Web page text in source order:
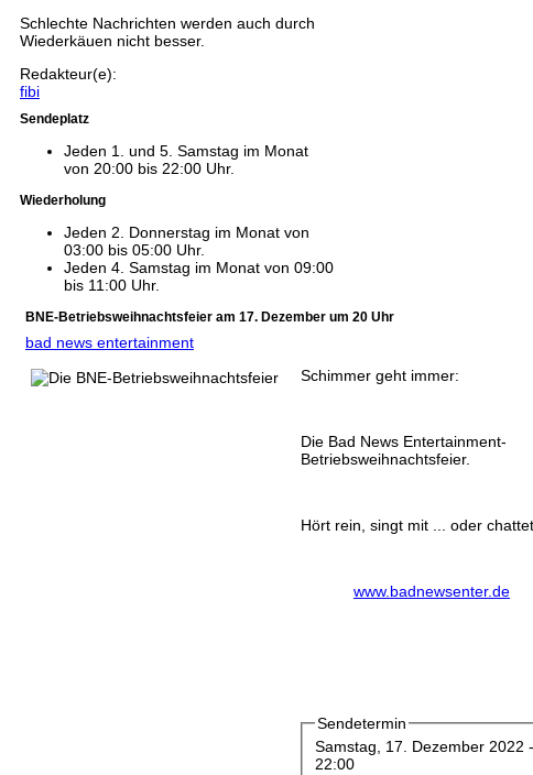
Schlechte Nachrichten werden auch durch
Wiederkäuen nicht besser.
Redakteur(e):
fibi
Sendeplatz
Jeden 1. und 5. Samstag im Monat
von 20:00 bis 22:00 Uhr.
Wiederholung
Jeden 2. Donnerstag im Monat von
03:00 bis 05:00 Uhr.
Jeden 4. Samstag im Monat von 09:00
bis 11:00 Uhr.
BNE-Betriebsweihnachtsfeier am 17. Dezember um 20 Uhr
bad news entertainment
Schimmer geht immer:
Die Bad News Entertainment-
Betriebsweihnachtsfeier.
Hört rein, singt mit ... oder
www.badnewsenter.de
Sendetermin
Samstag, 17. Dezember 2022 -
22:00